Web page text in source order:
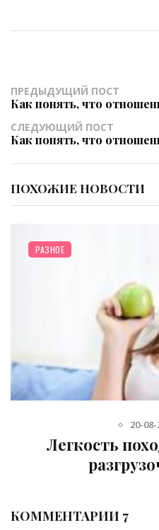
ПРЕДЫДУЩИЙ ПОСТ
Как понять, что
СЛЕДУЮЩИЙ ПОСТ
Как понять, что
ПОХОЖИЕ НОВОСТИ
РАЗНОЕ
28-10-
Какая еда
КОММЕНТАРИИ 7